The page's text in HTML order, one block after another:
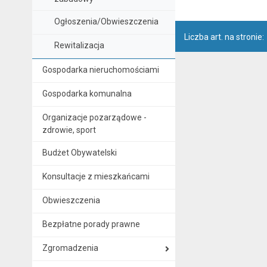
Ogłoszenia/Obwieszczenia
Rewitalizacja
Gospodarka nieruchomościami
Gospodarka komunalna
Organizacje pozarządowe -
zdrowie, sport
Budżet Obywatelski
Konsultacje z mieszkańcami
Obwieszczenia
Bezpłatne porady prawne
Zgromadzenia
Liczba art. na stronie: